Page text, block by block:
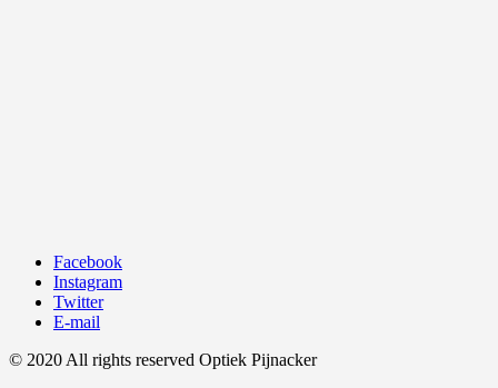
Facebook
Instagram
Twitter
E-mail
© 2020 All rights reserved Optiek Pijnacker